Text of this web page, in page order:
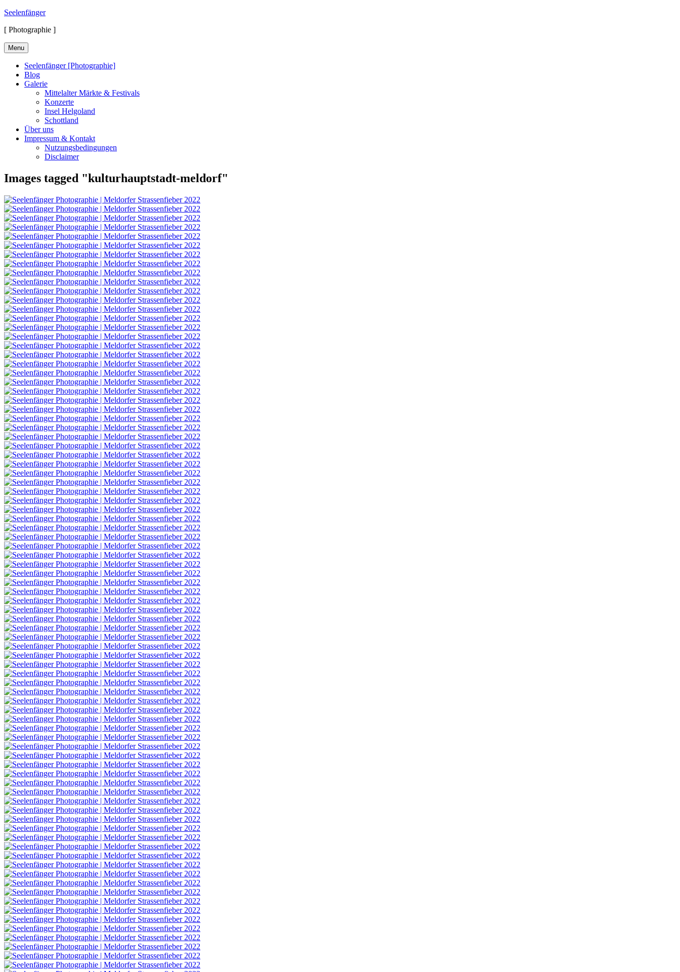
Skip
content
Seelenfänger
[ Photographie ]
Menu
Seelenfänger [Photographie]
Blog
Galerie
Mittelalter Märkte & Festivals
Konzerte
Insel Helgoland
Schottland
Über uns
Impressum & Kontakt
Nutzungsbedingungen
Disclaimer
Images tagged "kulturhauptstadt-meldorf"